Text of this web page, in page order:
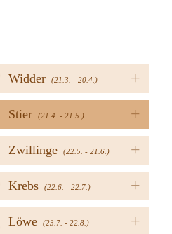
+
Widder (21.3. - 20.4.)
+
Stier (21.4. - 21.5.)
+
Zwillinge (22.5. - 21.6.)
+
Krebs (22.6. - 22.7.)
+
Löwe (23.7. - 22.8.)